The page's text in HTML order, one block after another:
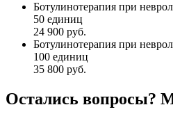
Ботулинотерапия при
50 единиц
24 900 руб.
Ботулинотерапия при
100 единиц
35 800 руб.
Остались вопросы?